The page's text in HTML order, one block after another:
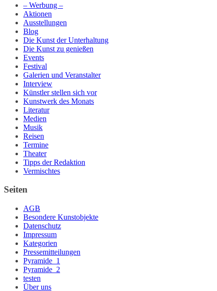
– Werbung –
Aktionen
Ausstellungen
Blog
Die Kunst der Unterhaltung
Die Kunst zu genießen
Events
Festival
Galerien und Veranstalter
Interview
Künstler stellen sich vor
Kunstwerk des Monats
Literatur
Medien
Musik
Reisen
Termine
Theater
Tipps der Redaktion
Vermischtes
Seiten
AGB
Besondere Kunstobjekte
Datenschutz
Impressum
Kategorien
Pressemitteilungen
Pyramide_1
Pyramide_2
testen
Über uns